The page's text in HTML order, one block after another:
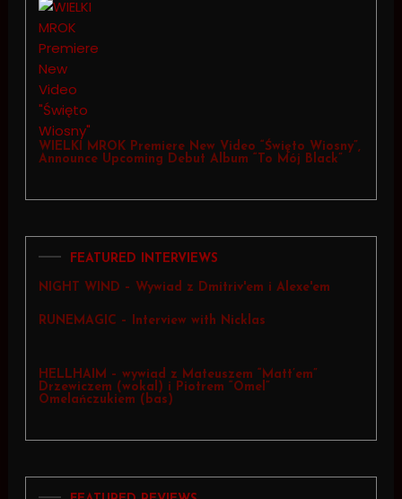
WIELKI MROK Premiere New Video “Święto Wiosny”,
Announce Upcoming Debut Album “To Mój Black”
FEATURED INTERVIEWS
NIGHT WIND – Wywiad z Dmitriv'em i Alexe'em
RUNEMAGIC – Interview with Nicklas
HELLHAIM – wywiad z Mateuszem “Matt’em”
Drzewiczem (wokal) i Piotrem “Omel”
Omelańczukiem (bas)